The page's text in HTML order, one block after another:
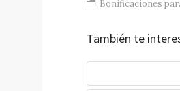
Bonificaciones
También te